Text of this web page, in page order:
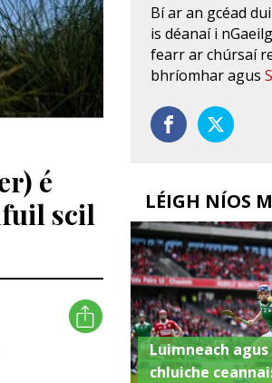
é
scil
Bí ar an gcéad
is déanaí i
fearr ar chúrsaí
bhríomhar agus
LÉIGH NÍOS
Luimneach
chluiche